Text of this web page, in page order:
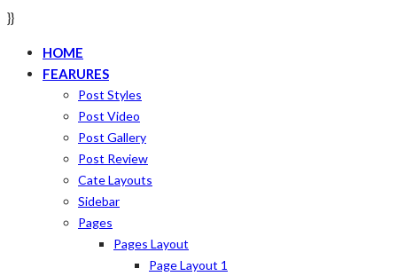
}}
HOME
FEARURES
Post Styles
Post Video
Post Gallery
Post Review
Cate Layouts
Sidebar
Pages
Pages Layout
Page Layout 1